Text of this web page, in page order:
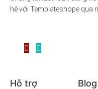
hệ với Templateshope qua
Hỗ trợ